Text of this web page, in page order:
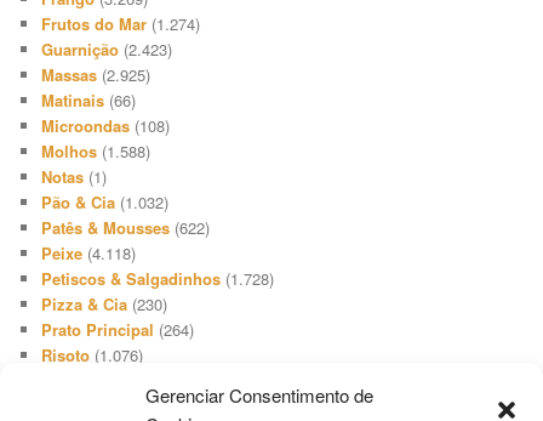
Gerenciar Consentimento de
Frutos do Mar (1.274)
Guarnição (2.423)
Massas (2.925)
Matinais (66)
Microondas (108)
Molhos (1.588)
Notas (1)
Pão & Cia (1.032)
Patês & Mousses (622)
Peixe (4.118)
Petiscos & Salgadinhos (1.728)
Pizza & Cia (230)
Prato Principal (264)
Risoto (1.076)
(66)